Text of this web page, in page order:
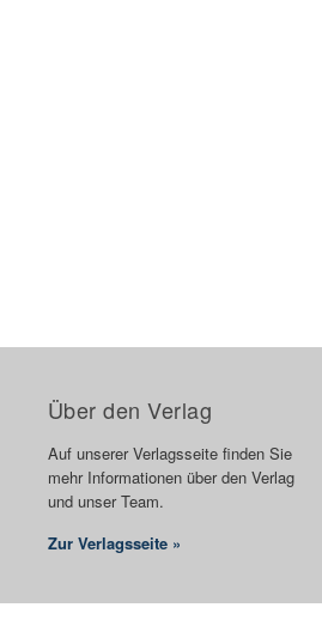
Über den Verlag
Auf unserer Verlagsseite finden Sie
mehr Informationen über den Verlag
und unser Team.
Zur Verlagsseite »